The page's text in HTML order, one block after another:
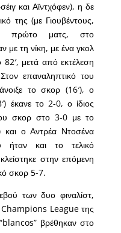
και Αϊντχόφεν), η δε
της (με Γιουβέντους,
πρώτο ματς, στο
με τη νίκη, με ένα γκολ
μετά από εκτέλεση
επαναληπτικό του
το σκορ (16′), ο
έκανε το 2-0, ο ίδιος
σκορ στο 3-0 με το
και ο Αντρέα Ντοσένα
και το τελικό
στην επόμενη
σκορ 5-7.
των δυο φιναλίστ,
League της
βρέθηκαν στο